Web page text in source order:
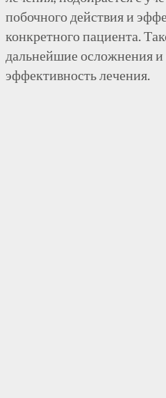
побочного действия и
конкретного пациента.
дальнейшие осложнения
эффективность лечения.